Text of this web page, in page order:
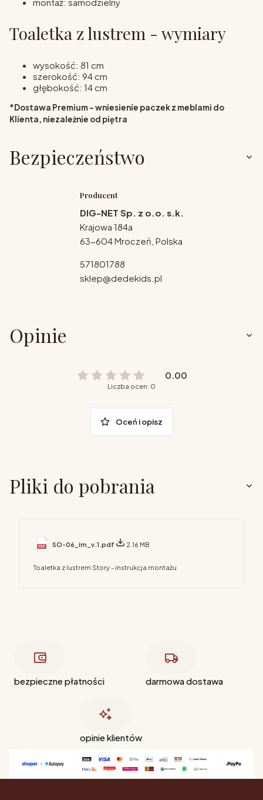
Toaletka z lustrem - wymiary
wysokość: 81 cm
szerokość: 94 cm
głębokość: 14 cm
*Dostawa Premium - wniesienie paczek z meblami do
Klienta, niezależnie od piętra
Bezpieczeństwo
Producent
DIG-NET Sp. z o.o. s.k.
Krajowa 184a
63-604 Mroczeń, Polska
571801788
sklep@dedekids.pl
Opinie
0.00
Liczba ocen: 0
Oceń i opisz
Pliki do pobrania
SO-06_im_v.1.pdf 2.16 MB
Toaletka z lustrem Story - instrukcja montażu
bezpieczne płatności darmowa dostawa
opinie klientów